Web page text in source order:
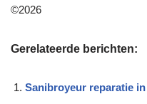
©2026
Gerelateerde berichten:
Sanibroyeur reparatie